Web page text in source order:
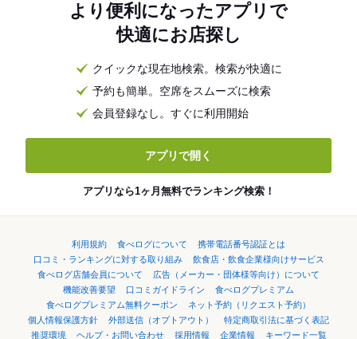
より便利になったアプリで
快適にお店探し
クイックな現在地検索。検索が快適に
予約も簡単。空席をスムーズに検索
会員登録なし。すぐに利用開始
アプリで開く
アプリなら1ヶ月無料でランキング検索！
利用規約 食べログについて
携帯電話番号認証とは
口コミ・ランキングに対する取り組み
飲食店・飲食企業様向けサービス
食べログ店舗会員について
広告（メーカー・団体様等向け）について
機能改善要望
口コミガイドライン
食べログプレミアム
食べログプレミアム無料クーポン
ネット予約（リクエスト予約）
個人情報保護方針
外部送信（オプトアウト）
特定商取引法に基づく表記
推奨環境
ヘルプ・お問い合わせ 採用情報 企業情報
キーワード一覧